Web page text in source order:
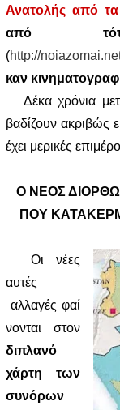
Ανατολής από τα
από
(http://
καν
Δέκα χρόνια
βαδίζουν ακριβώς
έχει μερικές
Ο ΝΕΟΣ
ΠΟΥ
Οι νέες
αυτές
αλλαγές φαί
νονται στον
διπλανό
χάρτη των
συνόρων